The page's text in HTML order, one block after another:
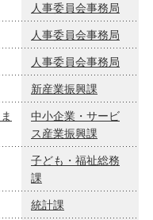
人事委員会事務局
人事委員会事務局
人事委員会事務局
新産業振興課
中小企業・サービ
ス産業振興課
子ども・福祉総務
課
統計課